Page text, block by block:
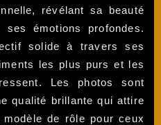
révélant sa beauté
émotions profondes.
solide à travers ses
les plus purs et les
Les photos sont
qualité brillante qui attire
de rôle pour ceux